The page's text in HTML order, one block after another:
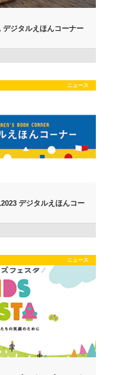
ジタルえほんコーナー
ニュース
デジタルえほんコー
ニュース